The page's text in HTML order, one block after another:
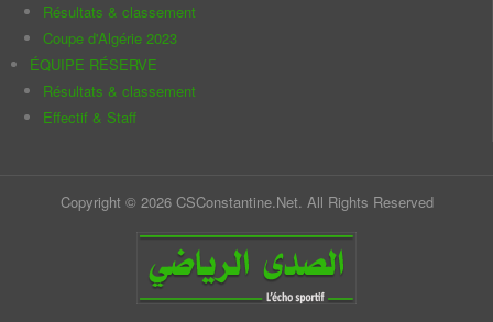
Résultats & classement
Coupe d'Algérie 2023
ÉQUIPE RÉSERVE
Résultats & classement
Effectif & Staff
Copyright © 2026 CSConstantine.Net. All Rights Reserved